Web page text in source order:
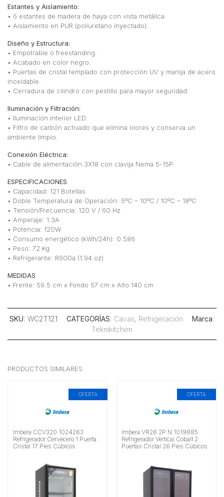
Estantes y Aislamiento:
• 6 estantes de madera de haya con vista metálica
• Aislamiento en PUR (poliuretano inyectado).
Diseño y Estructura:
• Empotrable o freestanding.
• Acabado en color negro.
• Puertas de cristal templado con protección UV y manija de acero
inoxidable.
• Cerradura de cilindro con pestillo para mayor seguridad.
Iluminación y Filtración:
• Iluminación interior LED.
• Filtro de carbón activado que elimina olores y conserva un
ambiente limpio.
Conexión Eléctrica:
• Cable de alimentación 3X18 con clavija Nema 5-15P.
ESPECIFICACIONES
• Capacidad: 121 Botellas
• Doble Temperatura de Operación: 5ºC – 10ºC / 10ºC – 18ºC
• Tensión/Frecuencia: 120 V / 60 Hz
• Amperaje: 1.3A
• Potencia: 120W
• Consumo energético (kWh/24h): 0.586
• Peso: 72 Kg
• Refrigerante: R600a (1.94 oz)
MEDIDAS
• Frente: 59.5 cm x Fondo 57 cm x Alto 140 cm
SKU: WC2T121 CATEGORÍAS: Cavas, Refrigeración Marca:
Teknikitchen
PRODUCTOS SIMILARES
OFERTA
Imbera CCV320 1024263
Refrigerador Cervecero 1 Puerta
Cristal 17 Pies Cúbicos
OFERTA
Imbera VR26 2P N 1019885
Refrigerador Vertical Cobalt 2
Puertas Cristal 26 Pies Cúbicos